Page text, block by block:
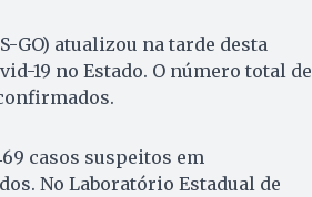
GO) atualizou na tarde desta
19 no Estado. O número total de
casos suspeitos em
No Laboratório Estadual de